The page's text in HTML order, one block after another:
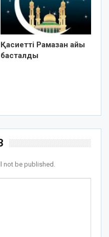
Қасиетті Рамазан айы
басталды
not be published.